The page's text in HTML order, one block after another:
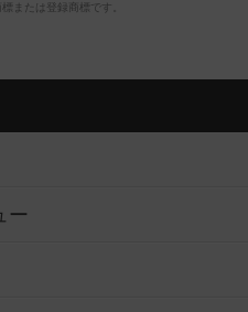
または登録商標です。
ー